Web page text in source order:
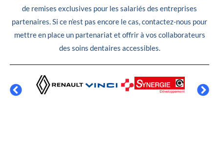
de remises exclusives pour les salariés des entreprises
partenaires. Si ce n’est pas encore le cas, contactez-nous pour
mettre en place un partenariat et offrir à vos collaborateurs
des soins dentaires accessibles.